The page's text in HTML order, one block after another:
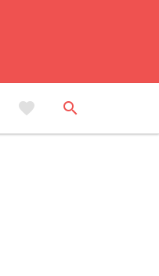
favorite search